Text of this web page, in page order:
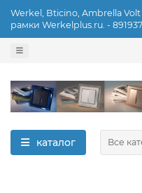
Werkel, Bticino, Ambrella
рамки Werkelplus.ru. -
каталог Все